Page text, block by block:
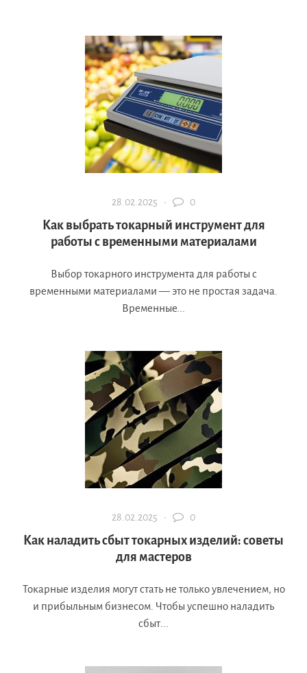
28.02.2025 · 0
Как выбрать токарный инструмент для
работы с временными материалами
Выбор токарного инструмента для работы с
временными материалами — это не простая задача.
Временные...
28.02.2025 · 0
Как наладить сбыт токарных изделий: советы
для мастеров
Токарные изделия могут стать не только увлечением, но
и прибыльным бизнесом. Чтобы успешно наладить
сбыт...